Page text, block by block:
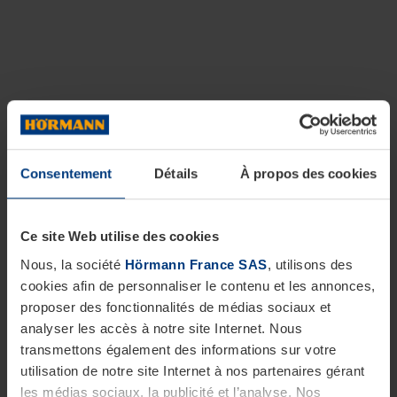
Consentement Détails À propos des cookies
Ce site Web utilise des cookies
Nous, la société Hörmann France SAS, utilisons des
cookies afin de personnaliser le contenu et les annonces,
proposer des fonctionnalités de médias sociaux et
analyser les accès à notre site Internet. Nous
transmettons également des informations sur votre
utilisation de notre site Internet à nos partenaires gérant
les médias sociaux, la publicité et l’analyse. Nos